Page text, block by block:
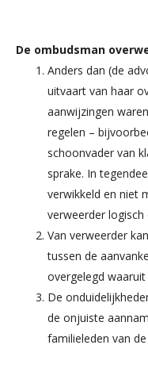
De ombudsman
Anders dan (de
uitvaart van haar
aanwijzingen
regelen –
schoonvader van
sprake. In
verwikkeld en niet
verweerder logisch
Van verweerder
tussen de
overgelegd waaruit
De
de onjuiste
familieleden van